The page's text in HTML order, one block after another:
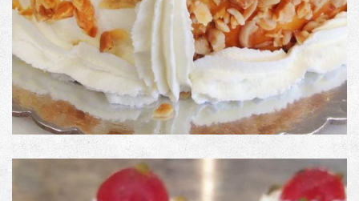
Τούρτα 50-50